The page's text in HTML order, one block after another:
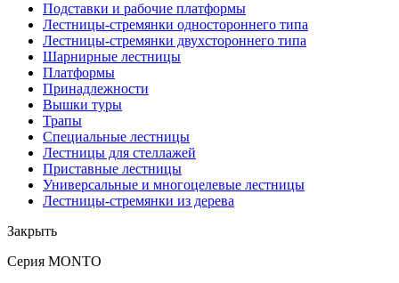
Подставки и рабочие платформы
Лестницы-стремянки одностороннего типа
Лестницы-стремянки двухстороннего типа
Шарнирные лестницы
Платформы
Принадлежности
Вышки туры
Трапы
Специальные лестницы
Лестницы для стеллажей
Приставные лестницы
Универсальные и многоцелевые лестницы
Лестницы-стремянки из дерева
Закрыть
Серия MONTO